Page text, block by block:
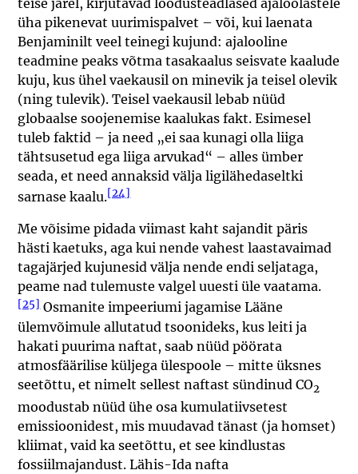
üha pikenevat uurimispalvet – või, kui laenata
Benjaminilt veel teinegi kujund: ajalooline
teadmine peaks võtma tasakaalus seisvate kaalude
kuju, kus ühel vaekausil on minevik ja teisel olevik
(ning tulevik). Teisel vaekausil lebab nüüd
globaalse soojenemise kaalukas fakt. Esimesel
tuleb faktid – ja need „ei saa kunagi olla liiga
tähtsusetud ega liiga arvukad“ – alles ümber
seada, et need annaksid välja ligilähedaseltki
sarnase kaalu.[24]
Me võisime pidada viimast kaht sajandit päris
hästi kaetuks, aga kui nende vahest laastavaimad
tagajärjed kujunesid välja nende endi seljataga,
peame nad tulemuste valgel uuesti üle vaatama.
[25]Osmanite impeeriumi jagamise Lääne
ülemvõimule allutatud tsoonideks, kus leiti ja
hakati puurima naftat, saab nüüd pöörata
atmosfäärilise küljega ülespoole – mitte üksnes
seetõttu, et nimelt sellest naftast sündinud CO2
moodustab nüüd ühe osa kumulatiivsetest
emissioonidest, mis muudavad tänast (ja homset)
kliimat, vaid ka seetõttu, et see kindlustas
fossiilmajandust. Lähis-Ida nafta